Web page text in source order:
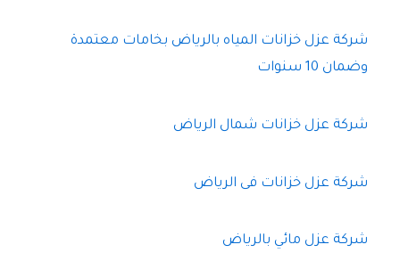
شركة عزل خزانات المياه بالرياض بخامات معتمدة
وضمان 10 سنوات
شركة عزل خزانات شمال الرياض
شركة عزل خزانات فى الرياض
شركة عزل مائي بالرياض